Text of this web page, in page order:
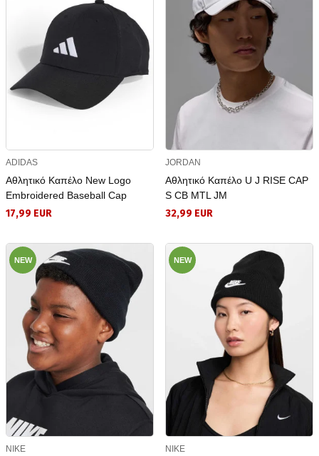
ADIDAS
Αθλητικό Καπέλο New Logo
Embroidered Baseball Cap
17,99 EUR
JORDAN
Αθλητικό Καπέλο U J RISE CAP
S CB MTL JM
32,99 EUR
NEW
NIKE
NEW
NIKE